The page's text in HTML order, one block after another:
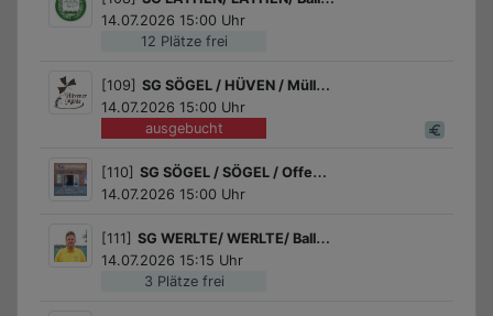
12 Plätze frei
14.07.2026 15:00 Uhr
ausgebucht
[109] SG SÖGEL / HÜVEN / Müller/in-Diplom
14.07.2026 15:00 Uhr
[110] SG SÖGEL / SÖGEL / Offenes Jugendzentrum - Öffnungszeiten
14.07.2026 15:00 Uhr
3 Plätze frei
[111] SG WERLTE/ WERLTE/ Ballspiele
14.07.2026 15:15 Uhr